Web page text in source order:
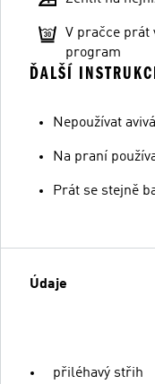
V pračce prát
program
ĎALŠÍ
Nepoužívat
Na praní
Prát se stejně
Údaje
přiléhavý střih